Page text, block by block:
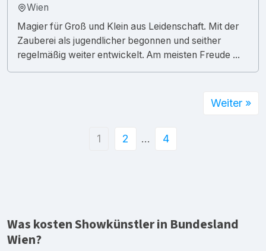
Wien
Magier für Groß und Klein aus Leidenschaft. Mit der
Zauberei als jugendlicher begonnen und seither
regelmäßig weiter entwickelt. Am meisten Freude ...
1 2 … 4
Weiter »
Was kosten Showkünstler in Bundesland
Wien?